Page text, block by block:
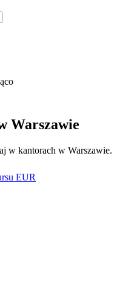
Warszawie
w kantorach w Warszawie.
EUR